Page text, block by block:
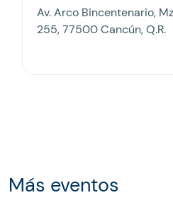
Av. Arco Bincentenario,
255, 77500 Cancún, Q.R.
Más eventos